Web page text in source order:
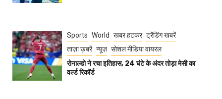
Sports World खबर हटकर ट्रेंडिंग खबरें
ताज़ा ख़बरें न्यूज़ सोशल मीडिया वायरल
रोनाल्डो ने रचा इतिहास, 24 घंटे के अंदर तोड़ा मेसी का
वर्ल्ड रिकॉर्ड